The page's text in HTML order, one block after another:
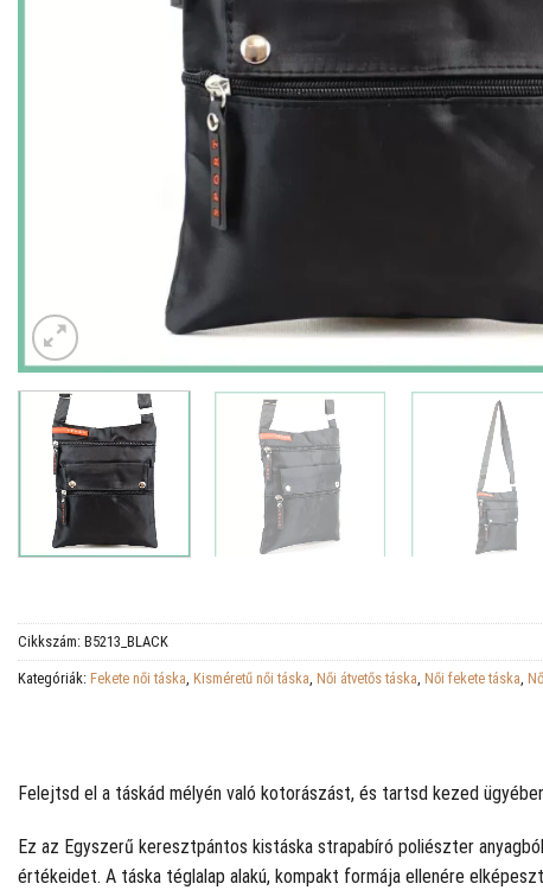
Cikkszám: B5213_BLACK
Kategóriák: Fekete női táska Kisméretű női táska Női átvetős táska Női fekete táska
Felejtsd el a táskád mélyén való kotorászást, és tartsd kezed
Ez az Egyszerű keresztpántos kistáska strapabíró poliészter
értékeidet. A táska téglalap alakú, kompakt formája ellenére